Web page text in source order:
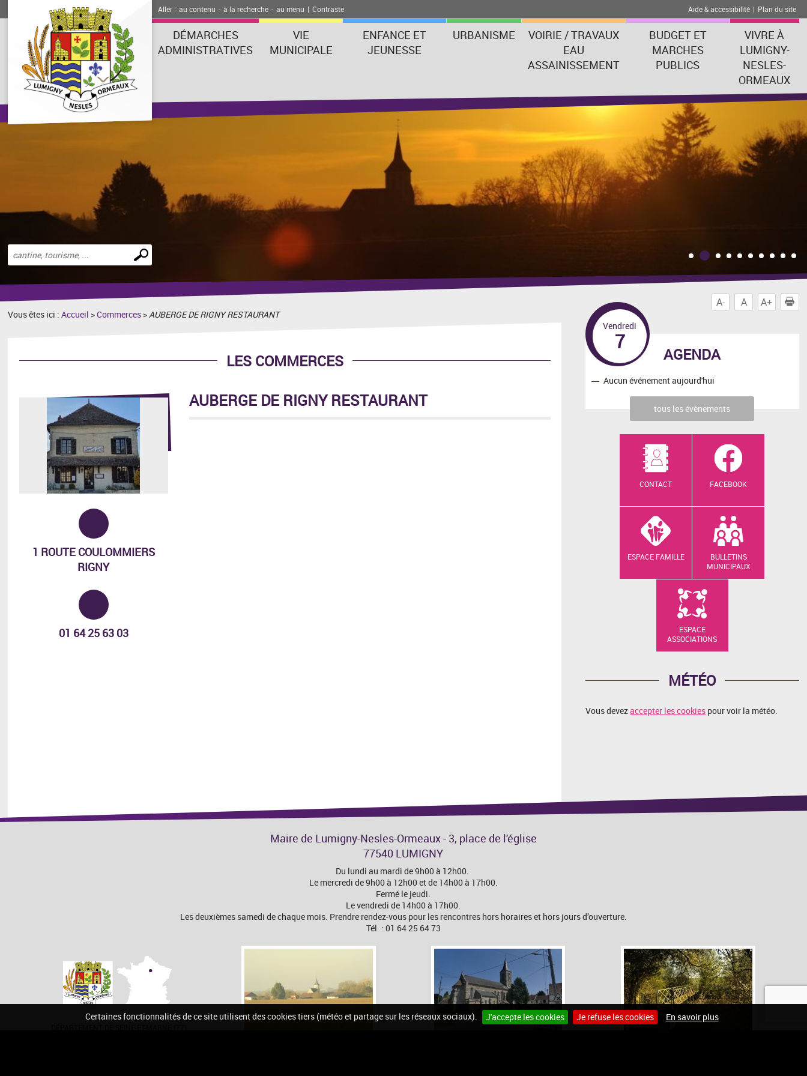
Certaines fonctionnalités de ce site utilisent des cookies tiers (météo et partage sur les réseaux sociaux). J'accepte les cookies Je refuse les cookies En savoir plus
Aller : au contenu - à la recherche - au menu | Contraste Aide & accessibilité | Plan du site
DÉMARCHES
ADMINISTRATIVES
VIE
MUNICIPALE
ENFANCE ET
JEUNESSE
URBANISME
VOIRIE / TRAVAUX
EAU
ASSAINISSEMENT
BUDGET ET
MARCHES
PUBLICS
VIVRE À
LUMIGNY-
NESLES-
ORMEAUX
Effectuer
une
A- A A+
Vous êtes ici :Accueil >Commerces >AUBERGE DE RIGNY RESTAURANT
LES COMMERCES
AUBERGE DE RIGNY RESTAURANT
1 ROUTE COULOMMIERS
RIGNY
01 64 25 63 03
AGENDA
Vendredi
7
Aucun événement aujourd'hui
tous les évènements
CONTACT FACEBOOK
ESPACE FAMILLE
BULLETINS
MUNICIPAUX
ESPACE
ASSOCIATIONS
MÉTÉO
Vous devezaccepter les cookies pour voir la météo.
Maire de Lumigny-Nesles-Ormeaux - 3, place de l'église
77540 LUMIGNY
Du lundi au mardi de 9h00 à 12h00.
Le mercredi de 9h00 à 12h00 et de 14h00 à 17h00.
Fermé le jeudi.
Le vendredi de 14h00 à 17h00.
Les deuxièmes samedi de chaque mois. Prendre rendez-vous pour les rencontres hors horaires et hors jours d’ouverture.
Tél. : 01 64 25 64 73